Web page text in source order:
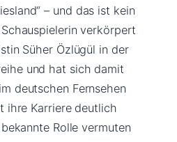
– und das ist kein
verkörpert
Süher Özlügül in der
und hat sich damit
deutschen Fernsehen
ihre Karriere deutlich
Rolle vermuten